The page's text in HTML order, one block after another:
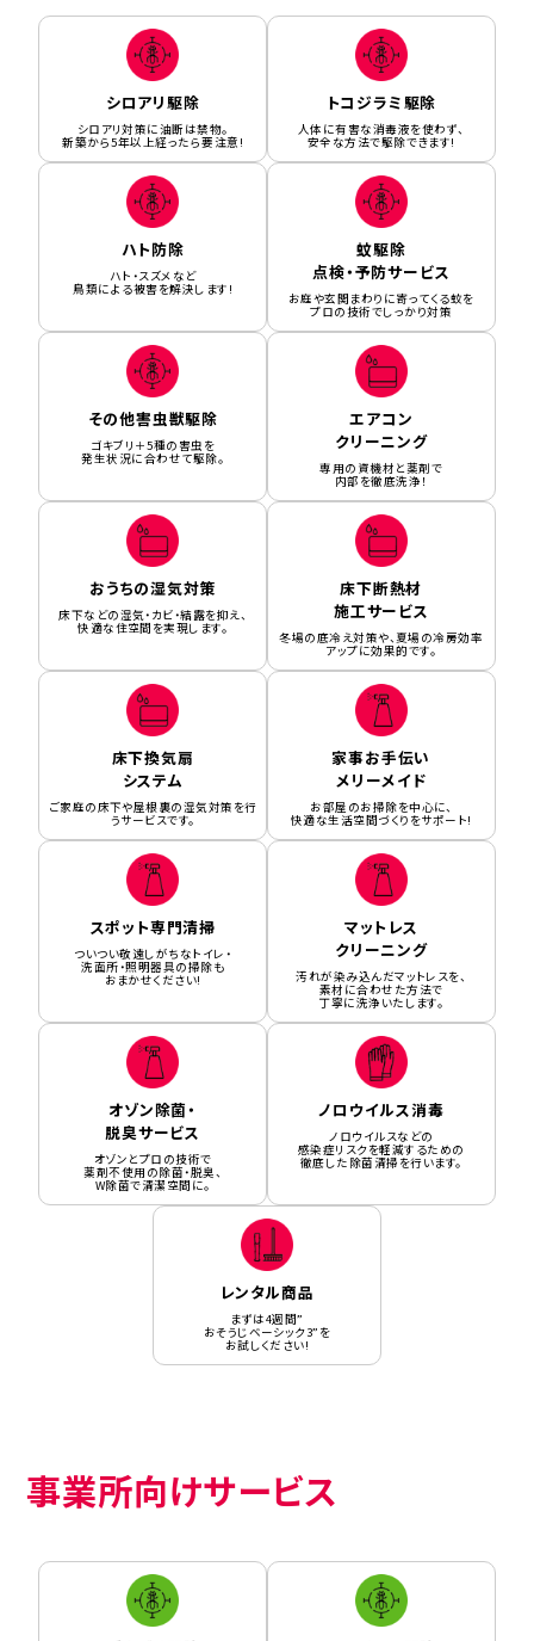
シロアリ駆除
シロアリ対策に油断は禁物。
新築から5年以上経ったら要注意!
トコジラミ駆除
人体に有害な消毒液を使わず、
安全な方法で駆除できます!
ハト防除
ハト・スズメなど
鳥類による被害を解決します!
蚊駆除
点検・予防サービス
お庭や玄関まわりに寄ってくる蚊を
プロの技術でしっかり対策
その他害虫獣駆除
ゴキブリ＋5種の害虫を
発生状況に合わせて駆除。
エアコン
クリーニング
専用の資機材と薬剤で
内部を徹底洗浄！
おうちの湿気対策
床下などの湿気・カビ・結露を抑え、
快適な住空間を実現します。
床下断熱材
施工サービス
冬場の底冷え対策や、夏場の冷房効率
アップに効果的です。
床下換気扇
システム
ご家庭の床下や屋根裏の湿気対策を行
うサービスです。
家事お手伝い
メリーメイド
お部屋のお掃除を中心に、
快適な生活空間づくりをサポート!
スポット専門清掃
ついつい敬遠しがちなトイレ・
洗面所・照明器具の掃除も
おまかせください!
マットレス
クリーニング
汚れが染み込んだマットレスを、
素材に合わせた方法で
丁寧に洗浄いたします。
オゾン除菌・
脱臭サービス
オゾンとプロの技術で
薬剤不使用の除菌・脱臭、
W除菌で清潔空間に。
ノロウイルス消毒
ノロウイルスなどの
感染症リスクを軽減するための
徹底した除菌清掃を行います。
レンタル商品
まずは4週間”
おそうじベーシック3”を
お試しください!
事業所向けサービス